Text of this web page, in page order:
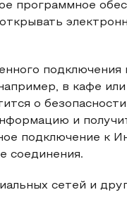
программное
в кафе или
о
и
подключение к
соединения.
сетей и